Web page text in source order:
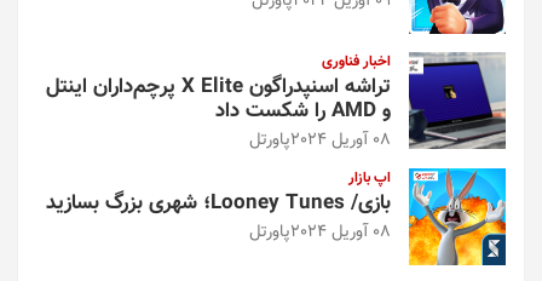
اخبار فناوری
تراشه اسنپدراگون X Elite پرچم‌داران اینتل
و AMD را شکست داد
08 آوریل 2024 پاورتل
اپ بازار
بازی/ Looney Tunes؛ شهری بزرگ بسازید
08 آوریل 2024 پاورتل